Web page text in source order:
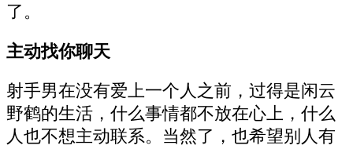
了。
主动找你聊天
射手男在没有爱上一个人之前，过得是闲云
野鹤的生活，什么事情都不放在心上，什么
人也不想主动联系。当然了，也希望别人有